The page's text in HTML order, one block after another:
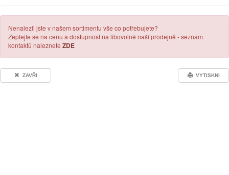
Nenalezli jste v našem sortimentu vše co potřebujete?
Zeptejte se na cenu a dostupnost na libovolné naší prodejně - seznam
kontaktů naleznete ZDE
ZAVŘI VYTISKNI